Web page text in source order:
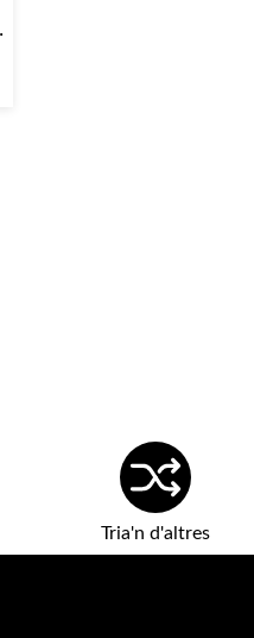
Tria'n d'altres